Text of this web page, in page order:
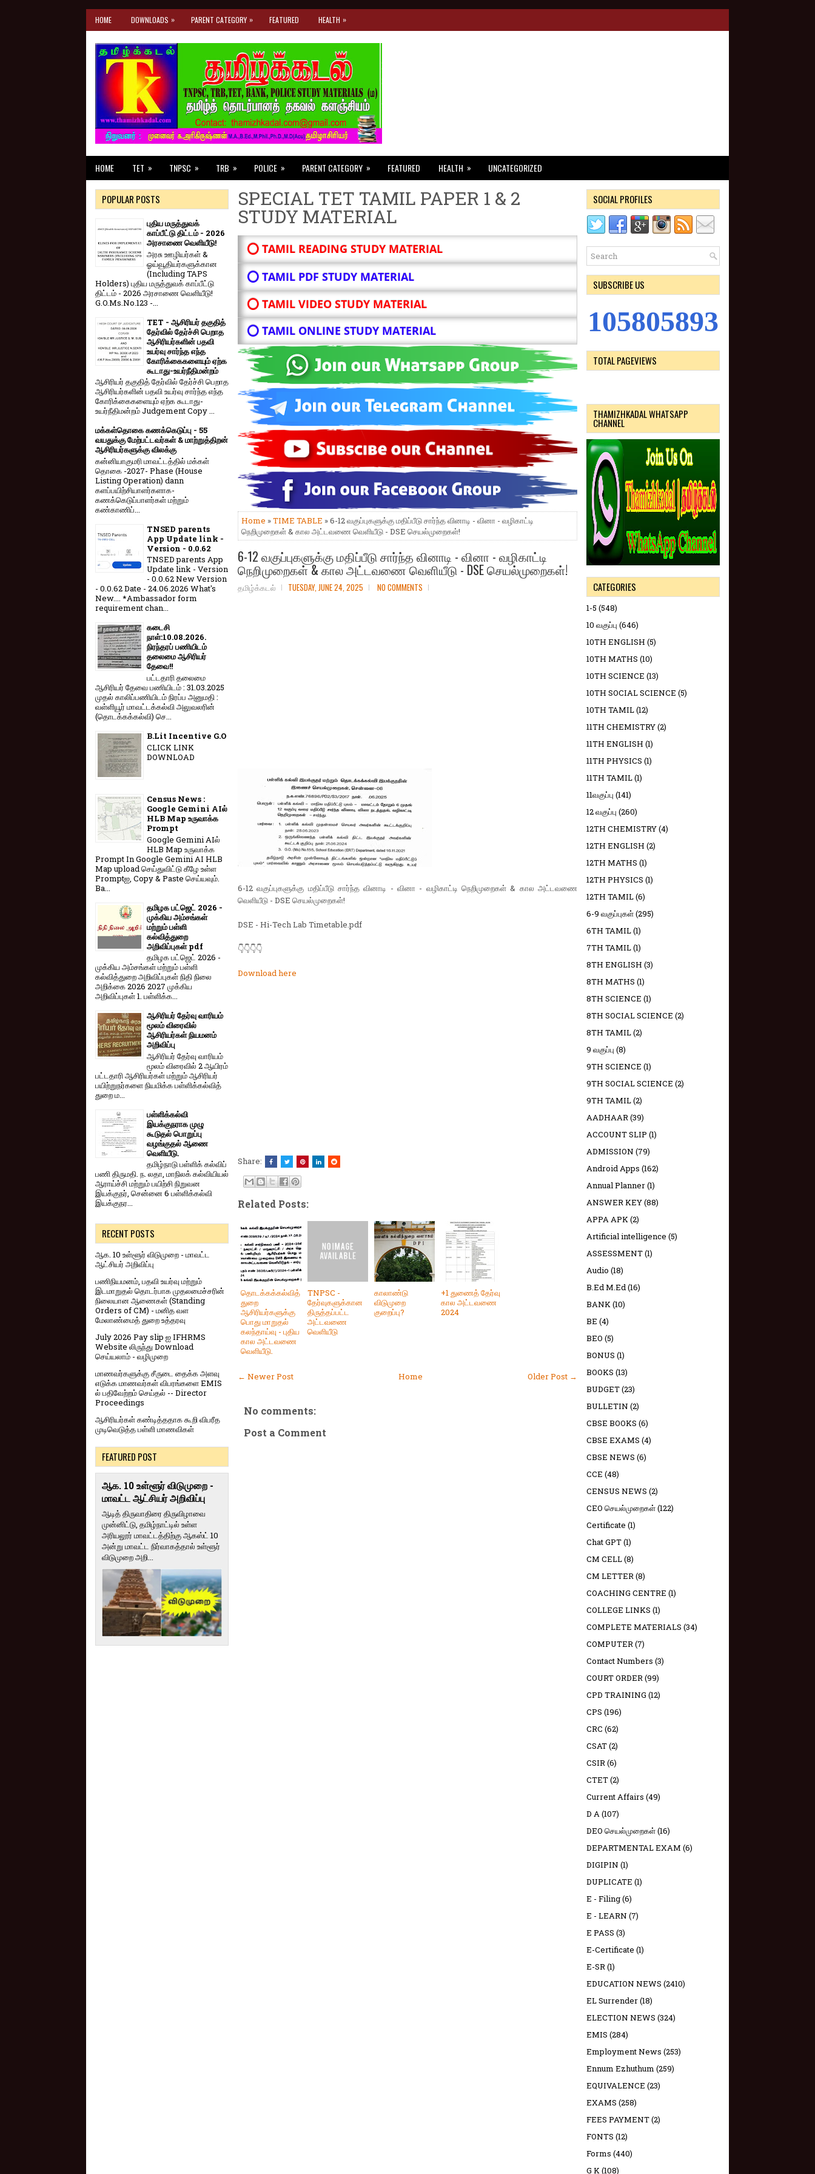
HOME DOWNLOADS » PARENT CATEGORY » FEATURED HEALTH »
HOME TET » TNPSC » TRB » POLICE » PARENT CATEGORY » FEATURED HEALTH » UNCATEGORIZED
SPECIAL TET TAMIL PAPER 1 & 2
STUDY MATERIAL
⭕ TAMIL READING STUDY MATERIAL
⭕ TAMIL PDF STUDY MATERIAL
⭕ TAMIL VIDEO STUDY MATERIAL
⭕ TAMIL ONLINE STUDY MATERIAL
Home »TIME TABLE » 6-12 வகுப்புகளுக்கு மதிப்பீடு சார்ந்த வினாடி - வினா - வழிகாட்டி
நெறிமுறைகள் & கால அட்டவணை வெளியீடு - DSE செயல்முறைகள்!
6-12 வகுப்புகளுக்கு மதிப்பீடு சார்ந்த வினாடி - வினா - வழிகாட்டி
நெறிமுறைகள் & கால அட்டவணை வெளியீடு - DSE செயல்முறைகள்!
தமிழ்க்கடல் TUESDAY, JUNE 24, 2025 NO COMMENTS
6-12 வகுப்புகளுக்கு மதிப்பீடு சார்ந்த வினாடி - வினா - வழிகாட்டி நெறிமுறைகள் & கால அட்டவணை
வெளியீடு - DSE செயல்முறைகள்!
DSE - Hi-Tech Lab Timetable.pdf
👇👇👇👇
Download here
Share:
Related Posts:
தொடக்கக்கல்வித்
துறை
ஆசிரியர்களுக்கு
பொது மாறுதல்
கலந்தாய்வு - புதிய
கால அட்டவணை
வெளியீடு.
TNPSC -
தேர்வுகளுக்கான
திருத்தப்பட்ட
அட்டவணை
வெளியீடு
காலாண்டு
விடுமுறை
குறைப்பு?
+1 துணைத் தேர்வு
கால அட்டவணை
2024
← Newer Post Older Post →
Home
No comments:
Post a Comment
POPULAR POSTS
புதிய மருத்துவக்
காப்பீட்டு திட்டம் - 2026
அரசாணை வெளியீடு!
அரசு ஊழியர்கள் &
ஓய்வூதியர்களுக்கான
(Including TAPS
Holders) புதிய மருத்துவக் காப்பீட்டு
திட்டம் - 2026 அரசாணை வெளியீடு!
G.O.Ms.No.123 -...
TET - ஆசிரியர் தகுதித்
தேர்வில் தேர்ச்சி பெறாத
ஆசிரியர்களின் பதவி
உயர்வு சார்ந்த எந்த
கோரிக்கைகளையும் ஏற்க
கூடாது-உயர்நீதிமன்றம்
ஆசிரியர் தகுதித் தேர்வில் தேர்ச்சி பெறாத
ஆசிரியர்களின் பதவி உயர்வு சார்ந்த எந்த
கோரிக்கைகளையும் ஏற்க கூடாது-
உயர்நீதிமன்றம் Judgement Copy ...
மக்கள்தொகை கணக்கெடுப்பு - 55
வயதுக்கு மேற்பட்டவர்கள் & மாற்றுத்திறன்
ஆசிரியர்களுக்கு விலக்கு
கன்னியாகுமரி மாவட்டத்தில் மக்கள்
தொகை -2027- Phase (House
Listing Operation) dann
களப்பயிற்சியாளர்களாக-
கணக்கெடுப்பாளர்கள் மற்றும்
கண்காணிப்...
TNSED parents
App Update link -
Version - 0.0.62
TNSED parents App
Update link - Version
- 0.0.62 New Version
- 0.0.62 Date - 24.06.2026 What's
New.... *Ambassador form
requirement chan...
கடைசி
நாள்:10.08.2026.
நிரந்தரப் பணியிடம்
தலைமை ஆசிரியர்
தேவை!!
பட்டதாரி தலைமை
ஆசிரியர் தேவை பணியிடம் : 31.03.2025
முதல் காலிப்பணியிடம் நிரப்ப அனுமதி :
வள்ளியூர் மாவட்டக்கல்வி அலுவலரின்
(தொடக்கக்கல்வி) செ...
B.Lit Incentive G.O
CLICK LINK
DOWNLOAD
Census News :
Google Gemini AIல்
HLB Map உருவாக்க
Prompt
Google Gemini AIல்
HLB Map உருவாக்க
Prompt In Google Gemini AI HLB
Map upload செய்துவிட்டு கீழே உள்ள
Promptஐ, Copy & Paste செய்யவும்.
Ba...
தமிழக பட்ஜெட் 2026 -
முக்கிய அம்சங்கள்
மற்றும் பள்ளி
கல்வித்துறை
அறிவிப்புகள் pdf
தமிழக பட்ஜெட் 2026 -
முக்கிய அம்சங்கள் மற்றும் பள்ளி
கல்வித்துறை அறிவிப்புகள் நிதி நிலை
அறிக்கை 2026 2027 முக்கிய
அறிவிப்புகள் 1. பள்ளிக்க...
ஆசிரியர் தேர்வு வாரியம்
மூலம் விரைவில்
ஆசிரியர்கள் நியமனம்
அறிவிப்பு
ஆசிரியர் தேர்வு வாரி​யம்
மூலம் விரை​வில் 2 ஆயிரம்
பட்​ட​தாரி ஆசிரியர்​கள் மற்​றும் ஆசிரியர்
பயிற்றுநர்​களை நியமிக்க பள்​ளிக்​கல்​வித்​
துறை ம...
பள்ளிக்கல்வி
இயக்குநராக முழு
கூடுதல் பொறுப்பு
வழங்குதல் ஆணை
வெளியீடு.
தமிழ்நாடு பள்ளிக் கல்விப்
பணி திருமதி. ந. லதா, மாநிலக் கல்வியியல்
ஆராய்ச்சி மற்றும் பயிற்சி நிறுவன
இயக்குநர், சென்னை 6 பள்ளிக்கல்வி
இயக்குநர...
RECENT POSTS
ஆக. 10 உள்ளூர் விடுமுறை - மாவட்ட
ஆட்சியர் அறிவிப்பு
பணிநியமனம், பதவி உயர்வு மற்றும்
இடமாறுதல் தொடர்பாக முதலமைச்சரின்
நிலையான ஆணைகள் (Standing
Orders of CM) - மனித வள
மேலாண்மைத் துறை உத்தரவு
July 2026 Pay slip ஐ IFHRMS
Website லிருந்து Download
செய்யலாம் - வழிமுறை
மாணவர்களுக்கு சீருடை தைக்க அளவு
எடுக்க மாணவர்கள் விபரங்களை EMIS
ல் பதிவேற்றம் செய்தல் -- Director
Proceedings
ஆசிரியர்கள் கண்டித்ததாக கூறி விபரீத
முடிவெடுத்த பள்ளி மாணவிகள்
FEATURED POST
ஆக. 10 உள்ளூர் விடுமுறை -
மாவட்ட ஆட்சியர் அறிவிப்பு
ஆடித் திருவாதிரை திருவிழாவை
முன்னிட்டு, தமிழ்நாட்டில் உள்ள
அரியலூர் மாவட்டத்திற்கு ஆகஸ்ட் 10
அன்று மாவட்ட நிர்வாகத்தால் உள்ளூர்
விடுமுறை அறி...
SOCIAL PROFILES
SUBSCRIBE US
105805893
TOTAL PAGEVIEWS
THAMIZHKADAL WHATSAPP
CHANNEL
CATEGORIES
1-5 (548)
10 வகுப்பு (646)
10TH ENGLISH (5)
10TH MATHS (10)
10TH SCIENCE (13)
10TH SOCIAL SCIENCE (5)
10TH TAMIL(12)
11TH CHEMISTRY(2)
11TH ENGLISH (1)
11TH PHYSICS (1)
11TH TAMIL(1)
11வகுப்பு (141)
12 வகுப்பு (260)
12TH CHEMISTRY(4)
12TH ENGLISH (2)
12TH MATHS (1)
12TH PHYSICS (1)
12TH TAMIL(6)
6-9 வகுப்புகள்(295)
6TH TAMIL(1)
7TH TAMIL(1)
8TH ENGLISH (3)
8TH MATHS (1)
8TH SCIENCE (1)
8TH SOCIAL SCIENCE (2)
8TH TAMIL(2)
9 வகுப்பு (8)
9TH SCIENCE (1)
9TH SOCIAL SCIENCE (2)
9TH TAMIL(2)
AADHAAR(39)
ACCOUNT SLIP (1)
ADMISSION (79)
Android Apps (162)
Annual Planner(1)
ANSWER KEY(88)
APPA APK(2)
Artificial intelligence (5)
ASSESSMENT(1)
Audio (18)
B.Ed M.Ed(16)
BANK(10)
BE (4)
BEO (5)
BONUS (1)
BOOKS (13)
BUDGET(23)
BULLETIN (2)
CBSE BOOKS (6)
CBSE EXAMS (4)
CBSE NEWS (6)
CCE (48)
CENSUS NEWS (2)
CEO செயல்முறைகள்(122)
Certificate (1)
Chat GPT(1)
CM CELL(8)
CM LETTER(8)
COACHING CENTRE (1)
COLLEGE LINKS (1)
COMPLETE MATERIALS (34)
COMPUTER(7)
Contact Numbers (3)
COURT ORDER(99)
CPD TRAINING (12)
CPS (196)
CRC (62)
CSAT(2)
CSIR(6)
CTET(2)
Current Affairs (49)
D A(107)
DEO செயல்முறைகள்(16)
DEPARTMENTAL EXAM (6)
DIGIPIN (1)
DUPLICATE (1)
E - Filing(6)
E - LEARN (7)
E PASS (3)
E-Certificate (1)
E-SR(1)
EDUCATION NEWS (2410)
EL Surrender(18)
ELECTION NEWS (324)
EMIS (284)
Employment News (253)
Ennum Ezhuthum (259)
EQUIVALENCE (23)
EXAMS (258)
FEES PAYMENT(2)
FONTS (12)
Forms (440)
G K(108)